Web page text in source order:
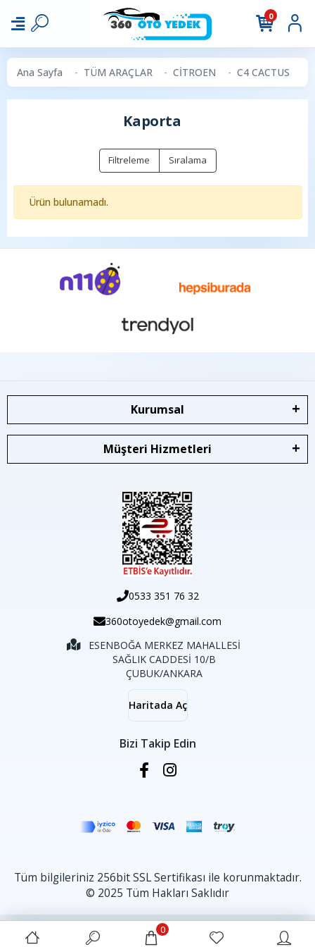
0
Ana Sayfa TÜM ARAÇLAR CİTROEN C4 CACTUS
Kaporta
Filtreleme Sıralama
Ürün bulunamadı.
Kurumsal
Müşteri Hizmetleri
0533 351 76 32
360otoyedek@gmail.com
ESENBOĞA MERKEZ MAHALLESİ
SAĞLIK CADDESİ 10/B
ÇUBUK/ANKARA
Haritada Aç
Bizi Takip Edin
Tüm bilgileriniz 256bit SSL Sertifikası ile korunmaktadır.
© 2025 Tüm Hakları Saklıdır
0